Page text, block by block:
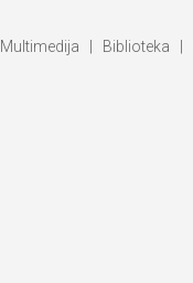
Multimedija Biblioteka